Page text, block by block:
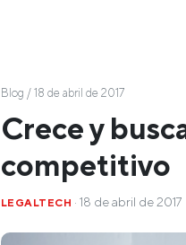
Blog / 18 de abril de 2017
Crece y
competitivo
LEGALTECH · 18 de abril de 2017